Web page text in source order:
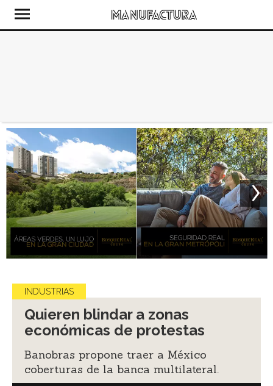
INDUSTRIAS
Quieren blindar a zonas
económicas de protestas
Banobras propone traer a México
coberturas de la banca multilateral.